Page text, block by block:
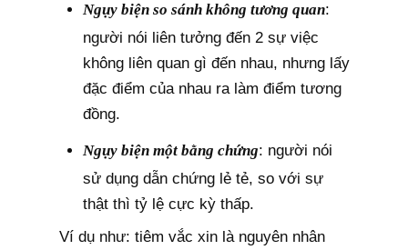
Ngụy biện so sánh không tương quan:
người nói liên tưởng đến 2 sự việc
không liên quan gì đến nhau, nhưng lấy
đặc điểm của nhau ra làm điểm tương
đồng.
Ngụy biện một bằng chứng: người nói
sử dụng dẫn chứng lẻ tẻ, so với sự
thật thì tỷ lệ cực kỳ thấp.
Ví dụ như: tiêm vắc xin là nguyên nhân